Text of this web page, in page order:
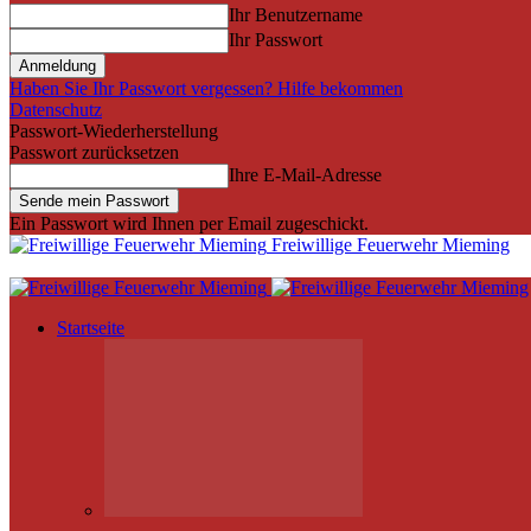
Ihr Benutzername
Ihr Passwort
Haben Sie Ihr Passwort vergessen? Hilfe bekommen
Datenschutz
Passwort-Wiederherstellung
Passwort zurücksetzen
Ihre E-Mail-Adresse
Ein Passwort wird Ihnen per Email zugeschickt.
Freiwillige Feuerwehr Mieming
Startseite